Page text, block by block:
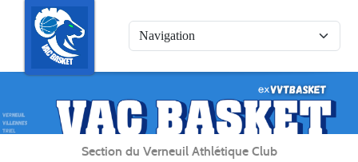
Section du Verneuil Athlétique Club
Panneau de gestion des cookies